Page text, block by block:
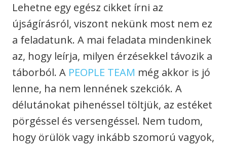
Lehetne egy egész cikket írni az
újságírásról, viszont nekünk most nem ez
a feladatunk. A mai feladata mindenkinek
az, hogy leírja, milyen érzésekkel távozik a
táborból. A PEOPLE TEAM még akkor is jó
lenne, ha nem lennének szekciók. A
délutánokat pihenéssel töltjük, az estéket
pörgéssel és versengéssel. Nem tudom,
hogy örülök vagy inkább szomorú vagyok,